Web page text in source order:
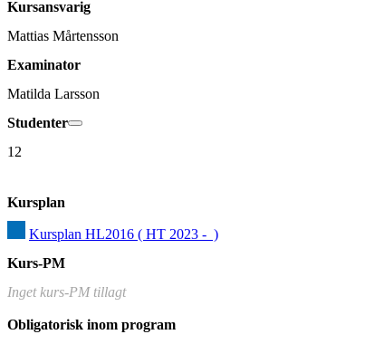
Kursansvarig
Mattias Mårtensson
Examinator
Matilda Larsson
Studenter
12
Kursplan
Kursplan HL2016 ( HT 2023 -  )
Kurs-PM
Inget kurs-PM tillagt
Obligatorisk inom program